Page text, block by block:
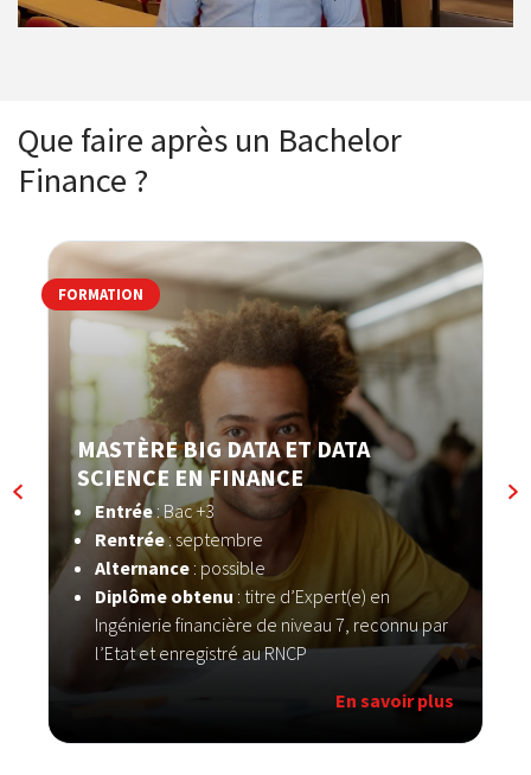
Que faire après un Bachelor
Finance ?
MASTÈRE BIG DATA ET DATA
SCIENCE EN FINANCE
Entrée: Bac +3
Rentrée: septembre
Alternance : possible
Diplôme obtenu : titre d’Expert(e) en
Ingénierie financière de niveau 7, reconnu par
l’Etat et enregistré au RNCP
En savoir plus
FORMATION